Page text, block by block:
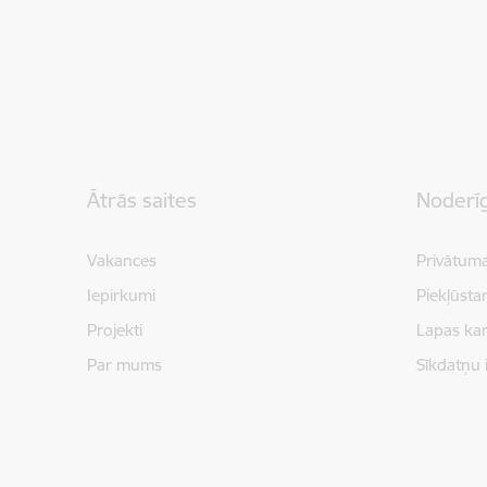
Ātrās saites
Vakances
Iepirkumi
Projekti
Par mums
Lapas
Sīkdatņu